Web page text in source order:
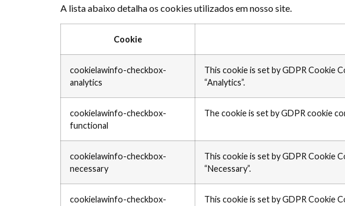
A lista abaixo detalha os cookies utilizados em nosso site.
Cookie
cookielawinfo-checkbox-
analytics
This cookie is set by GDPR Cookie
“Analytics”.
cookielawinfo-checkbox-
functional
The cookie is set by GDPR cookie
cookielawinfo-checkbox-
necessary
This cookie is set by GDPR Cookie
“Necessary”.
cookielawinfo-checkbox-
This cookie is set by GDPR Cookie